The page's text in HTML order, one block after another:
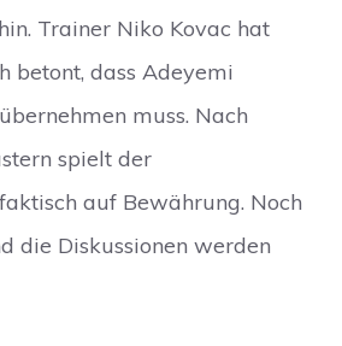
Trainer Niko Kovac hat
betont, dass Adeyemi
muss. Nach
spielt der
auf Bewährung. Noch
die Diskussionen werden